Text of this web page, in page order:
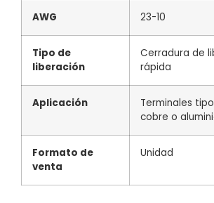
AWG 23-10
Tipo de
liberación
Cerradura de
rápida
Aplicación
Terminales
cobre o
Formato de
venta
Unidad